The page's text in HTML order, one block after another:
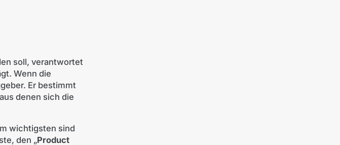
soll, verantwortet
Wenn die
Er bestimmt
denen sich die
wichtigsten sind
den „Product